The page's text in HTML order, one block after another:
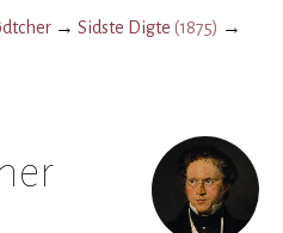
→ Sidste Digte (1875) →